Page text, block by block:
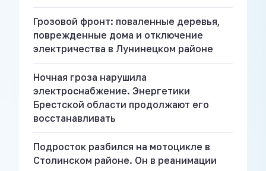
Грозовой фронт: поваленные деревья,
поврежденные дома и отключение
электричества в Лунинецком районе
Ночная гроза нарушила
электроснабжение. Энергетики
Брестской области продолжают его
восстанавливать
Подросток разбился на мотоцикле в
Столинском районе. Он в реанимации